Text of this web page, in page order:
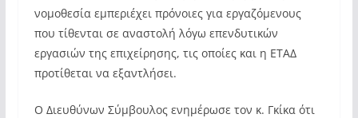
νομοθεσία εμπεριέχει πρόνοιες για εργαζόμενους
που τίθενται σε αναστολή λόγω επενδυτικών
εργασιών της επιχείρησης, τις οποίες και η ΕΤΑΔ
προτίθεται να εξαντλήσει.
Ο Διευθύνων Σύμβουλος ενημέρωσε τον κ. Γκίκα ότι